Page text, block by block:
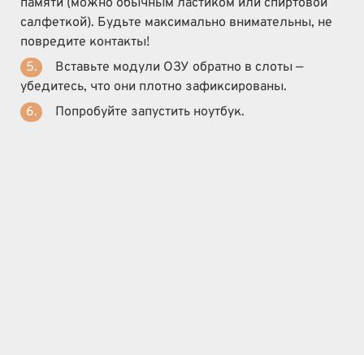
салфеткой). Будьте максимально внимательны, не
повредите контакты!
Вставьте модули ОЗУ обратно в слоты —
убедитесь, что они плотно зафиксированы.
Попробуйте запустить ноутбук.